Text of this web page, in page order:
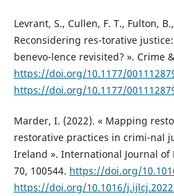
Levrant, S., Cullen, F. T., Fulton,
Reconsidering res-torative
benevo-lence revisited? ». Crime
https://doi.org/10.1177/
https://doi.org/10.1177/
Marder, I. (2022). « Mapping
restorative practices in crimi-nal
Ireland ». International Journal of
70, 100544. https://doi.org/
https://doi.org/10.1016/